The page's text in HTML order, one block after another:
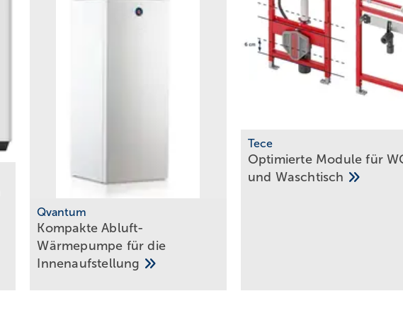
Qvantum
Ko mpakte ­Abluft-
Wärmepumpe für die
Innen­aufstellung
Tece
Optimierte Module für
und Waschtisch